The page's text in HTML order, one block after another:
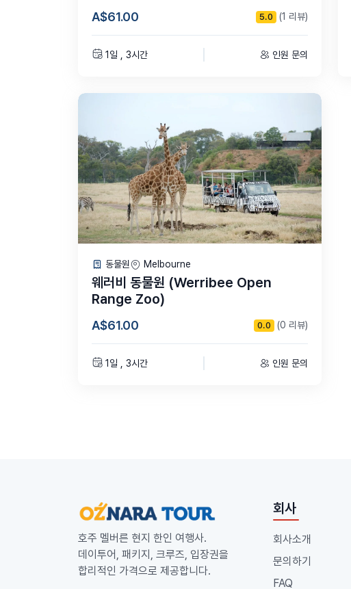
A$61.00 5.0 (1 리뷰)
1일 , 3시간 인원 문의
동물원 Melbourne
웨러비 동물원 (Werribee Open
Range Zoo)
A$61.00 0.0 (0 리뷰)
1일 , 3시간 인원 문의
호주 멜버른 현지 한인 여행사.
데이투어, 패키지, 크루즈, 입장권을
합리적인 가격으로 제공합니다.
회사
회사소개
문의하기
FAQ